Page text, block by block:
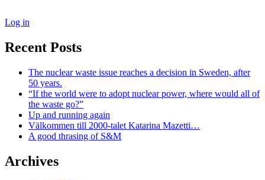
Log in
Recent Posts
The nuclear waste issue reaches a decision in Sweden, after
50 years.
“If the world were to adopt nuclear power, where would all of
the waste go?”
Up and running again
Välkommen till 2000-talet Katarina Mazetti…
A good thrasing of S&M
Archives